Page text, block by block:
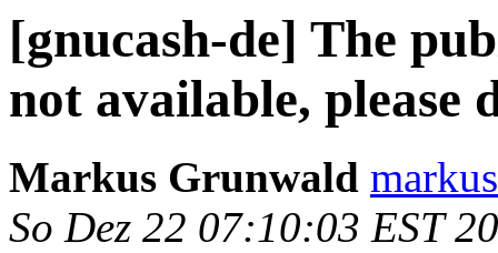
[gnucash-de] The
not available, please
Markus Grunwald
So Dez 22 07:10:03 EST